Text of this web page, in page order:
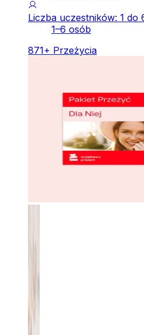
Liczba uczestników: 1 do
1–6 osób
871+ Przeżycia